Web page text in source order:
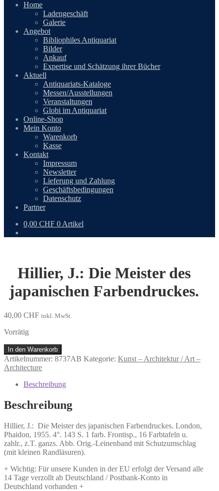
Home
Ladengeschäft
Galerie
Angebot
Bibliophiles Antiquariat
Bilder
Ankauf
Expertise und Schätzung ihrer Bücher
Aktuell
Antiquariats-Kataloge
Messen/Ausstellungen
Veranstaltungen
Globi im Antiquariat
Online-Shop
Mein Konto
Warenkorb
Kasse
Kontakt
Impressum
Newsletter
Lieferung und Zahlung
Geschäftsbedingungen
Datenschutz
Partner
0,00 CHF 0 Artikel
Hillier, J.: Die Meister des
japanischen Farbendruckes.
40,00 CHF inkl. MwSt.
Vorrätig
Hillier,
J.:
Die
Farbendruckes.
Menge
In den Warenkorb
Artikelnummer: 8737AB Kategorie: Kunst – Architektur / Art –
Architecture
Beschreibung
Beschreibung
Hillier, J.: Die Meister des japanischen Farbendruckes. London,
Phaidon, 1955. 4°. 143 S. 1 farb. Frontisp., 16 Farbtafeln u.
zahlr., z.T. ganzs. Abb. Orig.-Leinenband mit Schutzumschlag
(mit kleinen Randläsuren).
+ Wichtig: Für unsere Kunden in der EU erfolgt der Versand alle
14 Tage verzollt ab Deutschland / Postbank-Konto in
Deutschland vorhanden +